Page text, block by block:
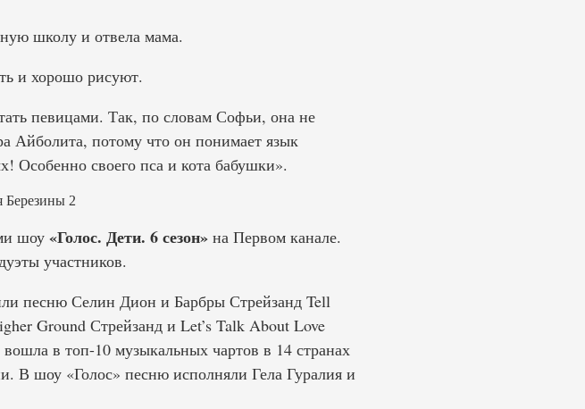
школу и отвела мама.
и хорошо рисуют.
певицами. Так, по словам Софьи, она не
Айболита, потому что он понимает язык
своего пса и кота бабушки».
шоу «Голос. Дети. 6 сезон»на Первом канале.
участников.
песню Селин Дион и Барбры Стрейзанд Tell
Ground Стрейзанд и Let’s Talk About Love
в топ-10 музыкальных чартов в 14 странах
В шоу «Голос» песню исполняли Гела Гуралия и